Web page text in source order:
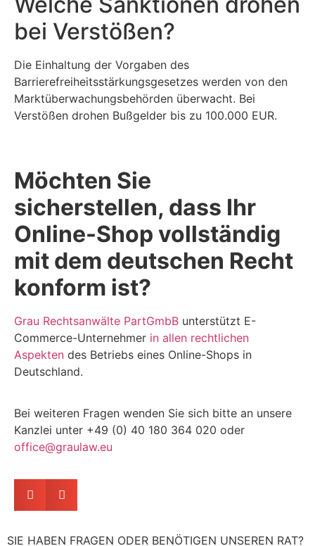
bei Verstößen?
Die Einhaltung der Vorgaben des
Barrierefreiheitsstärkungsgesetzes werden von den
Marktüberwachungsbehörden überwacht. Bei
Verstößen drohen Bußgelder bis zu 100.000 EUR.
Möchten Sie
sicherstellen, dass Ihr
Online-Shop vollständig
mit dem deutschen Recht
konform ist?
Grau Rechtsanwälte PartGmbB unterstützt E-
Commerce-Unternehmer in allen rechtlichen
Aspekten des Betriebs eines Online-Shops in
Deutschland.
Bei weiteren Fragen wenden Sie sich bitte an unsere
Kanzlei unter +49 (0) 40 180 364 020 oder
office@graulaw.eu
SIE HABEN FRAGEN ODER BENÖTIGEN UNSEREN RAT?